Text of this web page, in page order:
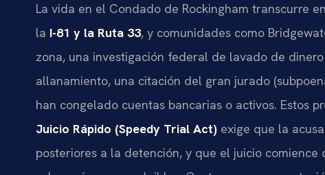
La vida en el Condado de Rockingham transcurre
la I-81 y la Ruta 33, y comunidades como
zona, una investigación federal de lavado de
allanamiento, una citación del gran jurado
han congelado cuentas bancarias o activos. Estos
Juicio Rápido (Speedy Trial Act) exige que la
posteriores a la detención, y que el juicio